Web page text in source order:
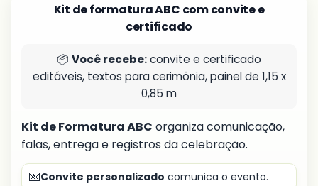
Kit de formatura ABC com convite e
certificado
📦 Você recebe:convite e certificado
editáveis, textos para cerimônia, painel de 1,15 x
0,85 m
Kit de Formatura ABC organiza comunicação,
falas, entrega e registros da celebração.
💌Convite personalizado comunica o evento.